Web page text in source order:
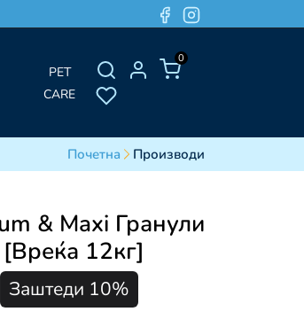
0
PET
CARE
Почетна Производи
& Maxi Гранули
12кг]
Заштеди 10%